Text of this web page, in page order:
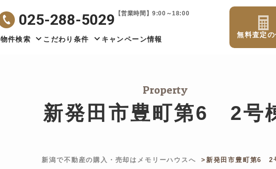
025-288-5029 【営業時間】9:00～18:00
物件検索 こだわり条件 キャンペーン情報
無料査定
Property
新発田市豊町第6 2号
新潟で不動産の購入・売却はメモリーハウスへ 新発田市豊町第6 2